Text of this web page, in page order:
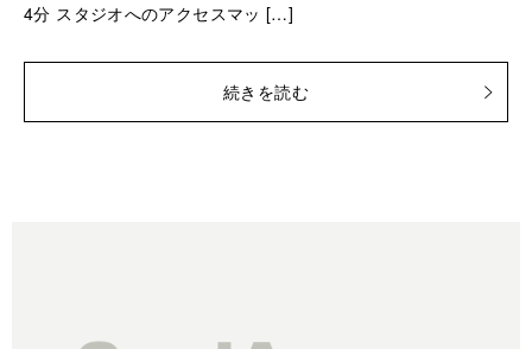
4分 スタジオへのアクセスマッ […]
続きを読む